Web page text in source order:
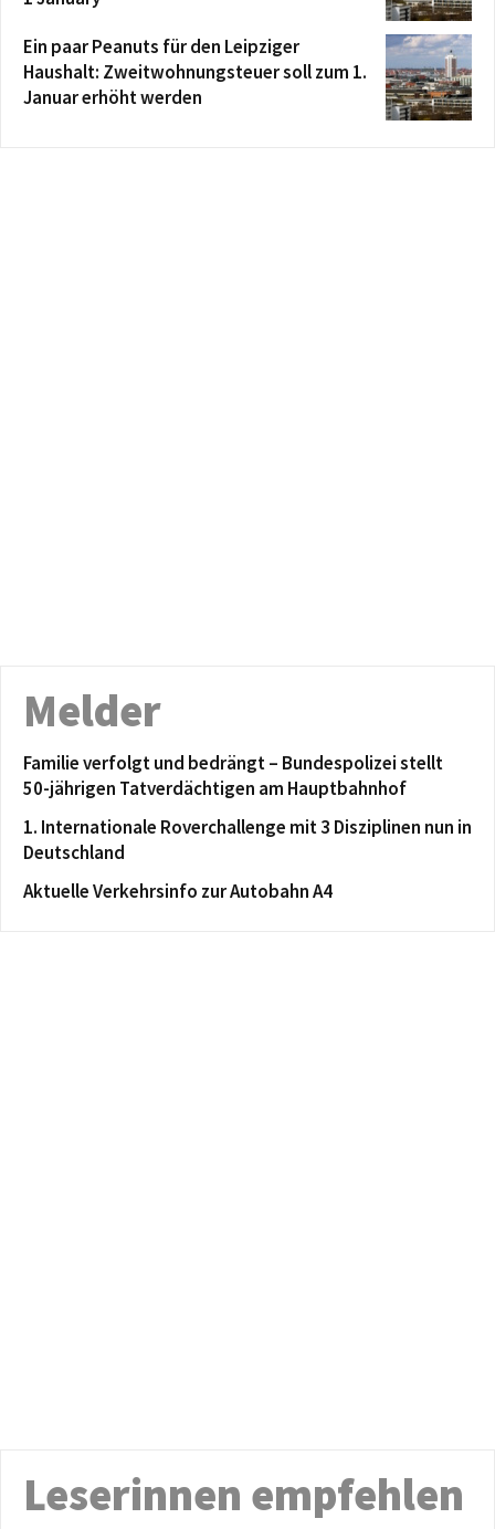
Ein paar Peanuts für den Leipziger
Haushalt: Zweitwohnungsteuer soll zum 1.
Januar erhöht werden
Melder
Familie verfolgt und bedrängt – Bundespolizei stellt
50-jährigen Tatverdächtigen am Hauptbahnhof
1. Internationale Roverchallenge mit 3 Disziplinen nun in
Deutschland
Aktuelle Verkehrsinfo zur Autobahn A4
Leserinnen empfehlen